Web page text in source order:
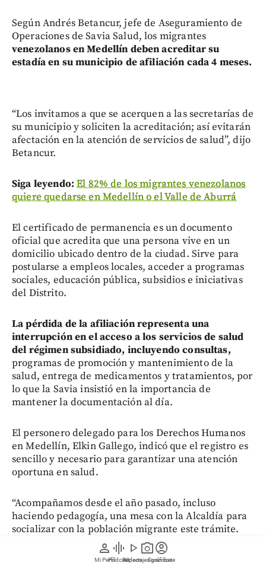
person
Mi Perfil
graphic_eq
Pódcast
play_arrow
Videos
photo_camera
Reportajes gráficos
account_circle
Suscríbete
Según Andrés Betancur, jefe de Aseguramiento de
Operaciones de Savia Salud, los migrantes
venezolanos en Medellín deben acreditar su
estadía en su municipio de afiliación cada 4 meses.
“Los invitamos a que se acerquen a las secretarías de
su municipio y soliciten la acreditación; así evitarán
afectación en la atención de servicios de salud”, dijo
Betancur.
Siga leyendo:El 82% de los migrantes venezolanos
quiere quedarse en Medellín o el Valle de Aburrá
El certificado de permanencia es un documento
oficial que acredita que una persona vive en un
domicilio ubicado dentro de la ciudad. Sirve para
postularse a empleos locales, acceder a programas
sociales, educación pública, subsidios e iniciativas
del Distrito.
La pérdida de la afiliación representa una
interrupción en el acceso a los servicios de salud
del régimen subsidiado, incluyendo consultas,
programas de promoción y mantenimiento de la
salud, entrega de medicamentos y tratamientos, por
lo que la Savia insistió en la importancia de
mantener la documentación al día.
El personero delegado para los Derechos Humanos
en Medellín, Elkin Gallego, indicó que el registro es
sencillo y necesario para garantizar una atención
oportuna en salud.
“Acompañamos desde el año pasado, incluso
haciendo pedagogía, una mesa con la Alcaldía para
socializar con la población migrante este trámite.
Efectivamente, es una barrera administrativa que
pero también es importante el llamado